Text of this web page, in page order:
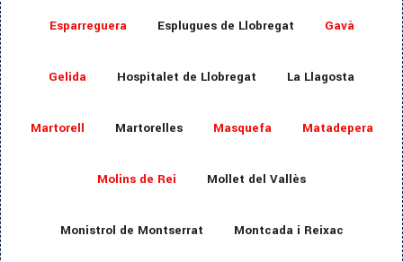
Esparreguera Esplugues de Llobregat Gavà
Gelida Hospitalet de Llobregat La Llagosta
Martorell Martorelles Masquefa Matadepera
Molins de Rei Mollet del Vallès
Monistrol de Montserrat Montcada i Reixac